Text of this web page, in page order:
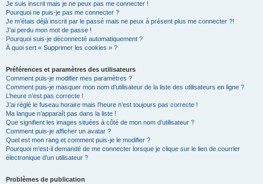
Je suis inscrit mais je ne peux pas me connecter !
Pourquoi ne puis-je pas me connecter ?
Je m’étais déjà inscrit par le passé mais ne peux à présent plus me connecter ?!
J’ai perdu mon mot de passe !
Pourquoi suis-je déconnecté automatiquement ?
À quoi sert « Supprimer les cookies » ?
Préférences et paramètres des utilisateurs
Comment puis-je modifier mes paramètres ?
Comment puis-je masquer mon nom d’utilisateur de la liste des utilisateurs en ligne ?
L’heure n’est pas correcte !
J’ai réglé le fuseau horaire mais l’heure n’est toujours pas correcte !
Ma langue n’apparaît pas dans la liste !
Que signifient les images situées à côté de mon nom d’utilisateur ?
Comment puis-je afficher un avatar ?
Quel est mon rang et comment puis-je le modifier ?
Pourquoi m’est-il demandé de me connecter lorsque je clique sur le lien de courrier
électronique d’un utilisateur ?
Problèmes de publication